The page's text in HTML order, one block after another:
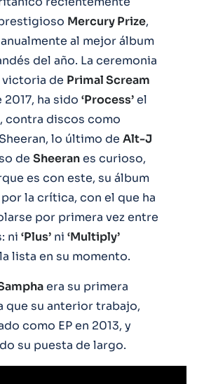
Mercury Prize,
al mejor álbum
del año. La ceremonia
victoria de Primal Scream
2017, ha sido ‘Process’el
contra discos como
lo último de Alt-J
de Sheeranes curioso,
es con este, su álbum
la crítica, con el que ha
por primera vez entre
ni ‘Plus’ ni ‘Multiply’
lista en su momento.
era su primera
que su anterior trabajo,
como EP en 2013, y
su puesta de largo.